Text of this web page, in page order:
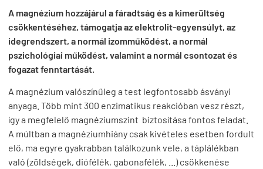
A magnézium hozzájárul a fáradtság és a kimerültség
csökkentéséhez, támogatja az elektrolit-egyensúlyt, az
idegrendszert, a normál izomműködést, a normál
pszichológiai működést, valamint a normál csontozat és
fogazat fenntartását.
A magnézium valószínűleg a test legfontosabb ásványi
anyaga. Több mint 300 enzimatikus reakcióban vesz részt,
így a megfelelő magnéziumszint biztosítása fontos feladat.
A múltban a magnéziumhiány csak kivételes esetben fordult
elő, ma egyre gyakrabban találkozunk vele, a táplálékban
való (zöldségek, diófélék, gabonafélék, ...) csökkenése